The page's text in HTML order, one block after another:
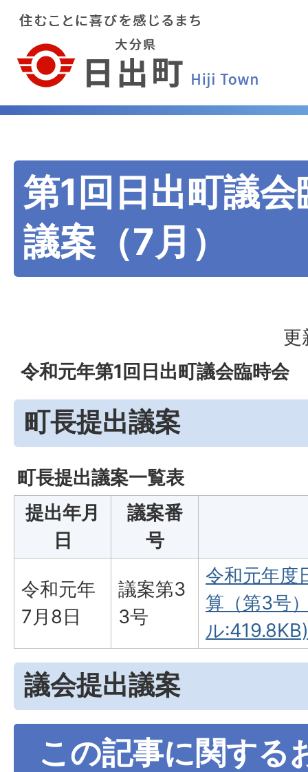
第1回日出町議
議案（7月）
更
令和元年第1回日出町議会臨時会
町長提出議案
町長提出議案一覧表
提出年月
日
議案番
号
令和元年
7月8日
議案第3
3号
令和元年度
算（第3号
ル:419.8KB)
議会提出議案
この記事に関する